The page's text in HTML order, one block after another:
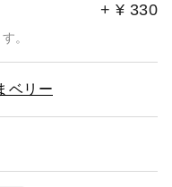
+ ¥ 330
。
ベリー